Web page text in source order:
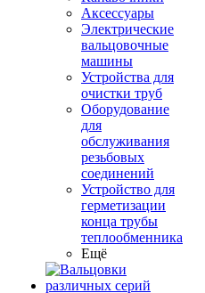
Аксессуары
Электрические
вальцовочные
машины
Устройства для
очистки труб
Оборудование
для
обслуживания
резьбовых
соединений
Устройство для
герметизации
конца трубы
теплообменника
Ещё